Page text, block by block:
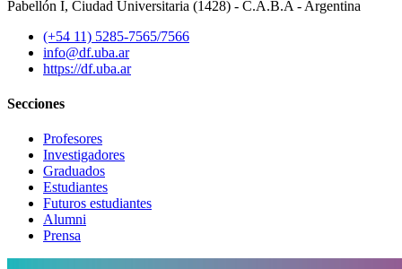
Pabellón I, Ciudad Universitaria (1428) - C.A.B.A - Argentina
(+54 11) 5285-7565/7566
info@df.uba.ar
https://df.uba.ar
Secciones
Profesores
Investigadores
Graduados
Estudiantes
Futuros estudiantes
Alumni
Prensa